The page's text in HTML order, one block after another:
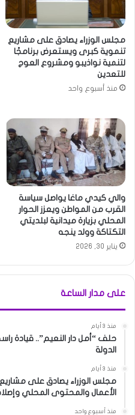
مجلس الوزراء يصادق على مشاريع
تنموية كبرى ويستعرض برنامجًا
لتنمية نواذيبو ومشروع العوج
للتعدين
منذ أسبوع واحد
والي كيدي ماغا يواصل سياسة
القرب من المواطن ويعزز الحوار
المحلي بزيارة ميدانية لبلديتي
التكتاكة وولد ينجه
يناير 30, 2026
على مدار الساعة
منذ 3 أيام
حلف “أمل دار النعيم”.. قيادة
الدولة
منذ 3 أيام
مجلس الوزراء يصادق على مشاريع
الأعمال والمحتوى المحلي
منذ أسبوع واحد